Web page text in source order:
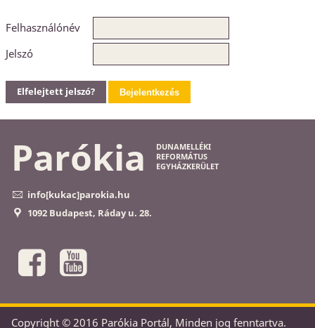
Felhasználónév
Jelszó
Elfelejtett jelszó? Bejelentkezés
Parókia
DUNAMELLÉKI
REFORMÁTUS
EGYHÁZKERÜLET
info[kukac]parokia.hu
1092 Budapest, Ráday u. 28.
Copyright © 2016 Parókia Portál, Minden jog fenntartva.